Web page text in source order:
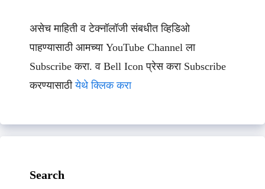
असेच माहिती व टेक्नॉलॉजी संबधीत व्हिडिओ
पाहण्यासाठी आमच्या YouTube Channel ला
Subscribe करा. व Bell Icon प्रेस करा Subscribe
करण्यासाठीयेथे क्लिक करा
Search